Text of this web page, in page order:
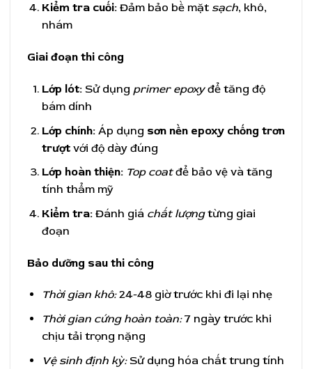
Kiểm tra cuối:Đảm bảo bề mặt sạch, khô,
nhám
Giai đoạn thi công
Lớp lót:Sử dụng primer epoxyđể tăng độ
bám dính
Lớp chính:Áp dụng sơn nền epoxy chống trơn
trượtvới độ dày đúng
Lớp hoàn thiện: Top coatđể bảo vệ và tăng
tính thẩm mỹ
Kiểm tra:Đánh giá chất lượngtừng giai
đoạn
Bảo dưỡng sau thi công
Thời gian khô:24-48 giờ trước khi đi lại nhẹ
Thời gian cứng hoàn toàn:7 ngày trước khi
chịu tải trọng nặng
Vệ sinh định kỳ:Sử dụng hóa chất trung tính